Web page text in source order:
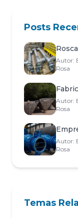
Posts
Autor:
Rosa
Autor:
Rosa
Autor:
Rosa
Temas